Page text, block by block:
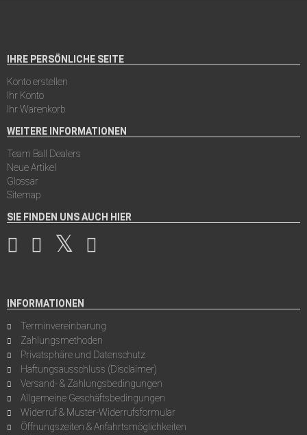
IHRE PERSÖNLICHE SEITE
Konto erstellen
Ihr Konto
Ihr Warenkorb
WEITERE INFORMATIONEN
Team Ball Dealers
Neue Artikel
Glossar
Sitemap
SIE FINDEN UNS AUCH HIER
INFORMATIONEN
Terminvereinbarung
Zahlungsmethoden
Privatsphäre und Datenschutz
Haftungsausschluss (Disclaimer)
Versand- & Zahlungsbedingungen
Allgemeine Geschäftsbedingungen
Widerruf & Muster-Widerrufsformular
Öffnungszeiten & Anfahrtsmöglichkeiten